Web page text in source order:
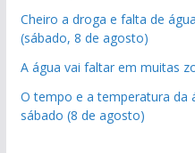
Cheiro a droga e falta de
(sábado, 8 de agosto)
A água vai faltar em muitas
O tempo e a temperatura da
sábado (8 de agosto)